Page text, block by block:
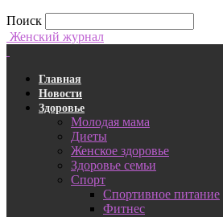
Поиск
Женский журнал
Главная
Новости
Здоровье
Молодая мама
Диеты
Женское здоровье
Здоровье семьи
Спорт
Спортивное питание
Фитнес